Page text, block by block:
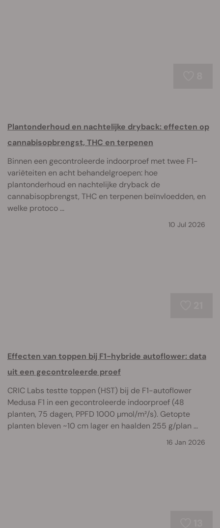
Plantonderhoud en nachtelijke dryback: effecten op
cannabisopbrengst, THC en terpenen
Binnen een gecontroleerde indoorproef met twee F1-
variëteiten en acht behandelgroepen: hoe
plantonderhoud en nachtelijke dryback de
cannabisopbrengst, THC en terpenen beïnvloedden, en
welke protoco ...
10 Jul 2026
Effecten van toppen bij F1-hybride autoflower: data
uit een gecontroleerde proef
CRIC Labs testte toppen (HST) bij de F1-autoflower
Medusa F1 in een gecontroleerde indoorproef (48
planten, 75 dagen, PPFD 1000 µmol/m²/s). Getopte
planten bleven ~10 cm lager en haalden 255 g/plan ...
16 Jan 2026